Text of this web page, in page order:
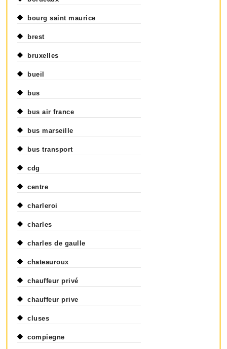
bourg saint maurice
brest
bruxelles
bueil
bus
bus air france
bus marseille
bus transport
cdg
centre
charleroi
charles
charles de gaulle
chateauroux
chauffeur privé
chauffeur prive
cluses
compiegne